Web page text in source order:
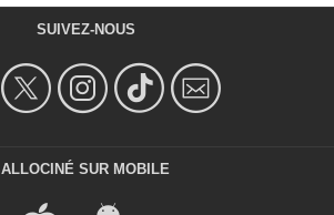
SUIVEZ-NOUS
ALLOCINÉ SUR MOBILE